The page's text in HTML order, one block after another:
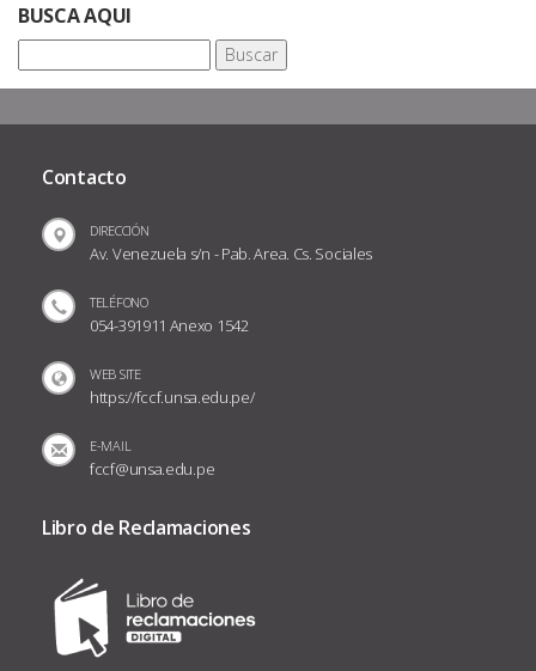
BUSCA AQUI
Contacto
DIRECCIÓN
Av. Venezuela s/n - Pab. Area. Cs. Sociales
TELÉFONO
054-391911 Anexo 1542
WEB SITE
https://fccf.unsa.edu.pe/
E-MAIL
fccf@unsa.edu.pe
Libro de Reclamaciones